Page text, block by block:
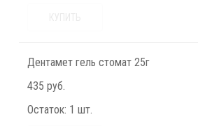
Дентамет гель стомат 25г
435 руб.
Остаток: 1 шт.